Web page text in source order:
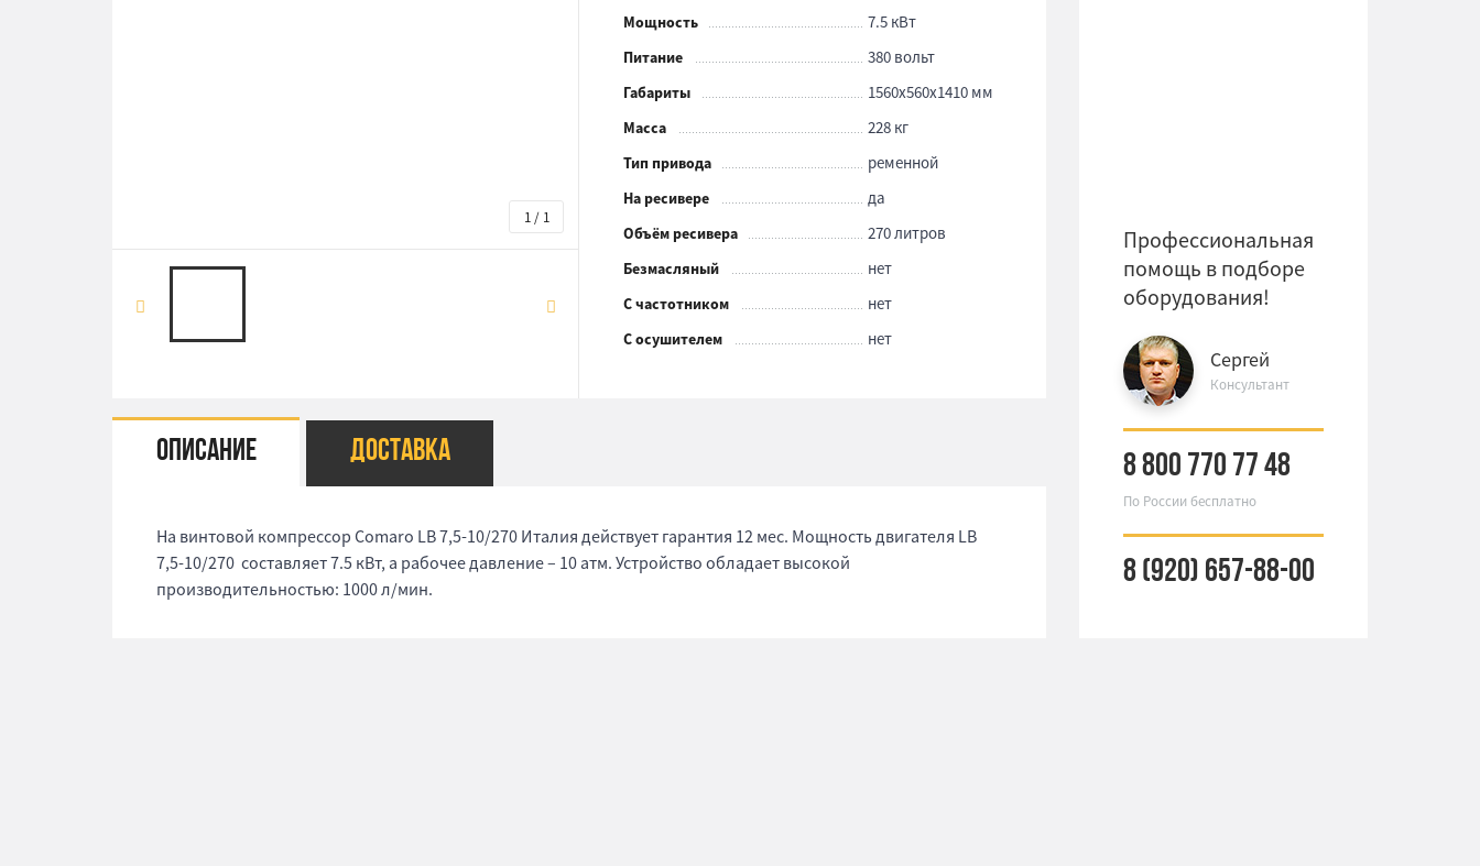
1 / 1
Мощность 7.5 кВт
Питание 380 вольт
Габариты 1560x560x1410 мм
Масса 228 кг
Тип привода ременной
На ресивере да
Объём ресивера 270 литров
Безмасляный нет
С частотником нет
С осушителем нет
Описание Доставка
На винтовой компрессор Comaro LB 7,5-10/270 Италия действует гарантия 12 мес. Мощность двигателя LB
7,5-10/270 составляет 7.5 кВт, а рабочее давление – 10 атм. Устройство обладает высокой
производительностью: 1000 л/мин.
Профессиональная
помощь в подборе
оборудования!
Сергей
Консультант
8 800 770 77 48
По России бесплатно
8 (920) 657-88-00